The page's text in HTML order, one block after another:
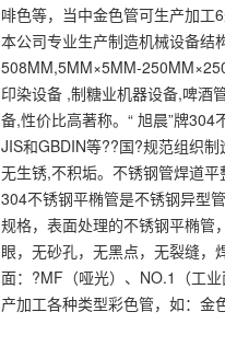
啡色等，当中金色管可生产加工
本公司专业生产制造机械设备结
508MM,5MM×5MM-
印染设备 ,制糖业机器设备,啤酒
备,性价比高著称。“ 旭晨”牌
JIS和GBDIN等??国?规范组织制
无生锈,不积垢。不锈钢管焊道平
304不锈钢平椭管是不锈钢异型
规格，表面处理的不锈钢平椭管
眼，无砂孔，无黑点，无裂缝，
面：?MF（哑光）、NO.1（工
产加工各种类型彩色管，如：金